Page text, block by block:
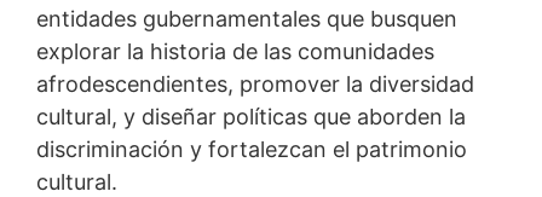
entidades gubernamentales que busquen
explorar la historia de las comunidades
afrodescendientes, promover la diversidad
cultural, y diseñar políticas que aborden la
discriminación y fortalezcan el patrimonio
cultural.